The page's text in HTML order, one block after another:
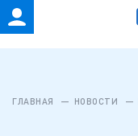
ГЛАВНАЯ НОВОСТИ